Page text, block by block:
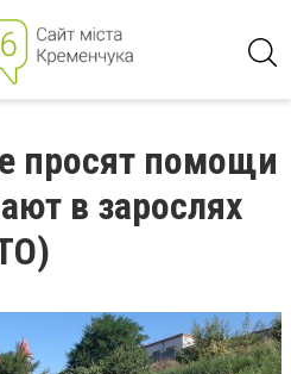
просят помощи
в зарослях